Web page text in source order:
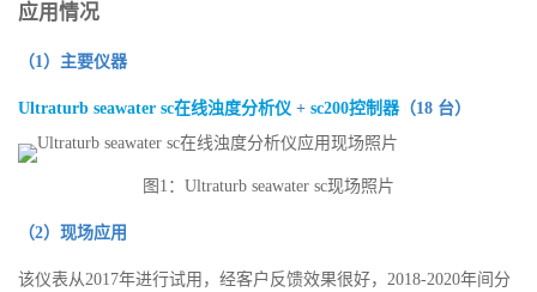
应用情况
（1）主要仪器
Ultraturb seawater sc在线浊度分析仪 + sc200控制器（18 台）
图1：Ultraturb seawater sc现场照片
（2）现场应用
该仪表从2017年进行试用，经客户反馈效果很好，2018-2020年间分